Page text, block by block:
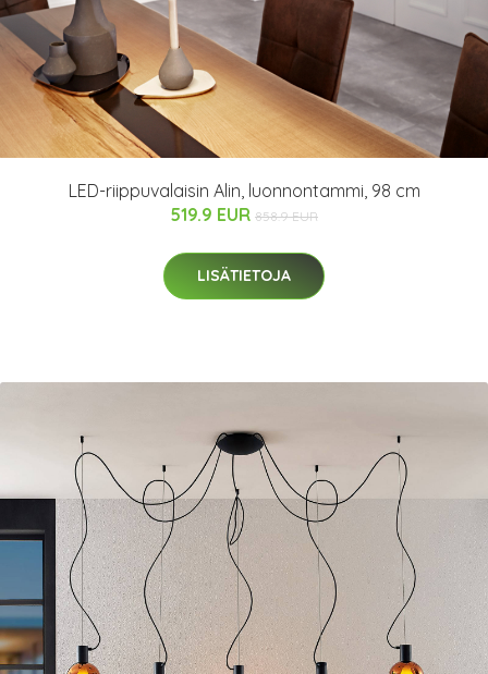
LED-riippuvalaisin Alin, luonnontammi, 98 cm
519.9 EUR 858.9 EUR
LISÄTIETOJA